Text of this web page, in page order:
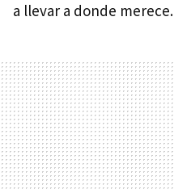
a llevar a donde merece.